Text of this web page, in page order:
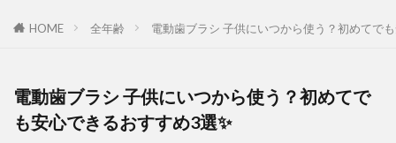
HOME 全年齢 電動歯ブラシ 子供にいつから使う？初めてで
電動歯ブラシ 子供にいつから使う？初めてで
も安心できるおすすめ3選✨